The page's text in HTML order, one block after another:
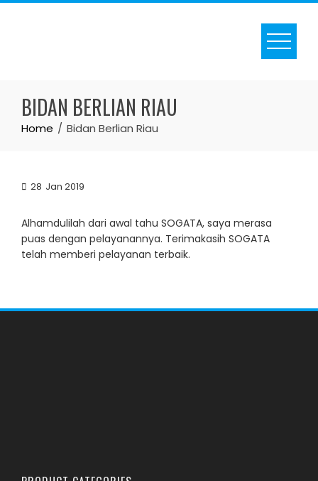
Skip
BIDAN BERLIAN RIAU
Home Bidan Berlian Riau
28 Jan 2019
Alhamdulilah dari awal tahu SOGATA, saya merasa
puas dengan pelayanannya. Terimakasih SOGATA
telah memberi pelayanan terbaik.